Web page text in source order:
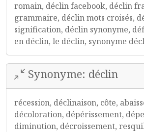
romain, déclin facebook, déclin
grammaire, déclin mots croisés,
signification, déclin synonyme,
en déclin, le déclin, synonyme
Synonyme: déclin
récession, déclinaison, côte,
décoloration, dépérissement,
diminution, décroissement,